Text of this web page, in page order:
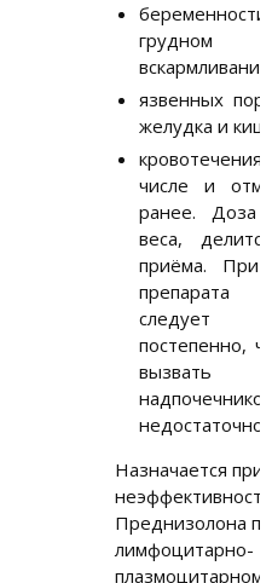
грудном
язвенных
желудка и
числе и
ранее. Доза
веса,
приёма. При
следует
постепенно,
вызвать
Назначается при
неэффективности
Преднизолона
лимфоцитарно-
плазмоцитарном